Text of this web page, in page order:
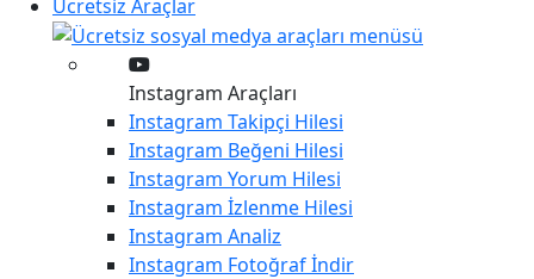
Ücretsiz Araçlar
Instagram Araçları
Instagram Takipçi Hilesi
Instagram Beğeni Hilesi
Instagram Yorum Hilesi
Instagram İzlenme Hilesi
Instagram Analiz
Instagram Fotoğraf İndir